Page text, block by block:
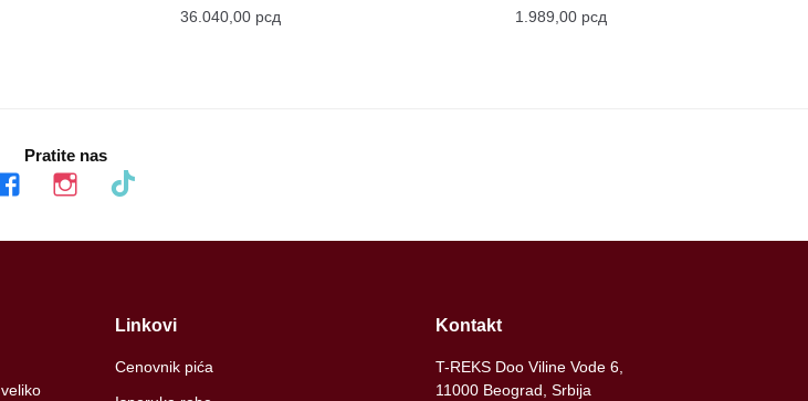
36.040,00 рсд 1.989,00 рсд
Pratite nas
instagramtiktok
Linkovi
Cenovnik pića
Kontakt
T-REKS Doo Viline Vode 6,
11000 Beograd, Srbija